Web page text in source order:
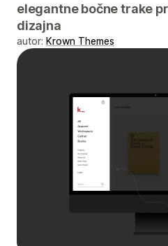
elegantne bočne trake
dizajna
autor: Krown Themes